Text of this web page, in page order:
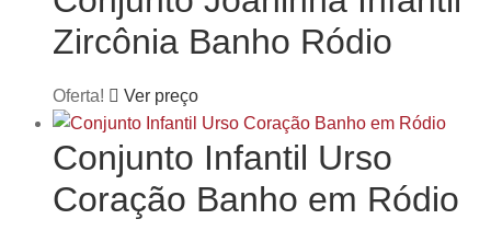
Zircônia Banho Ródio
Oferta! Ver preço
Conjunto Infantil Urso
Coração Banho em Ródio